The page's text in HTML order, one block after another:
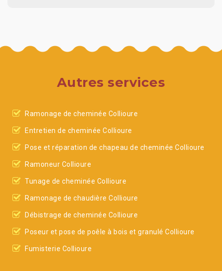
Autres services
Ramonage de cheminée Collioure
Entretien de cheminée Collioure
Pose et réparation de chapeau de cheminée Collioure
Ramoneur Collioure
Tunage de cheminée Collioure
Ramonage de chaudière Collioure
Débistrage de cheminée Collioure
Poseur et pose de poêle à bois et granulé Collioure
Fumisterie Collioure